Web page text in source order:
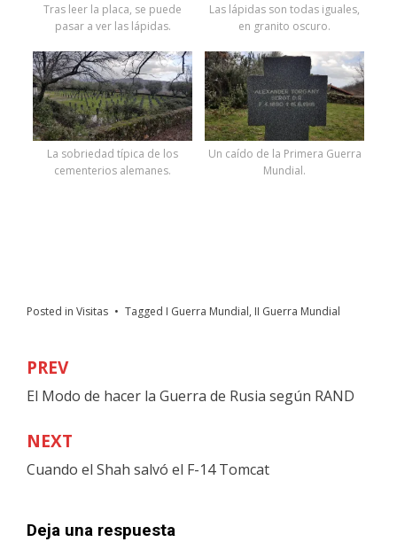
Tras leer la placa, se puede
pasar a ver las lápidas.
Las lápidas son todas iguales,
en granito oscuro.
La sobriedad típica de los
cementerios alemanes.
Un caído de la Primera Guerra
Mundial.
Posted in Visitas Tagged I Guerra Mundial, II Guerra Mundial
Navegación
de
entradas
PREV
El Modo de hacer la Guerra de Rusia según RAND
NEXT
Cuando el Shah salvó el F-14 Tomcat
Deja una respuesta